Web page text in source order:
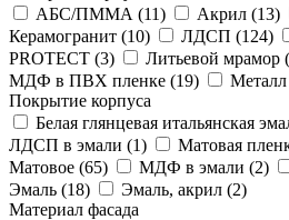
АБС/ПММА (11) Акрил (13)
Керамогранит (10) ЛДСП (124)
PROTECT (3) Литьевой мрамор (
МДФ в ПВХ пленке (19)
Покрытие корпуса
Белая глянцевая итальянская
ЛДСП в эмали (1) Матовая
Матовое (65) МДФ в эмали (2)
Эмаль (18) Эмаль, акрил (2)
Материал фасада